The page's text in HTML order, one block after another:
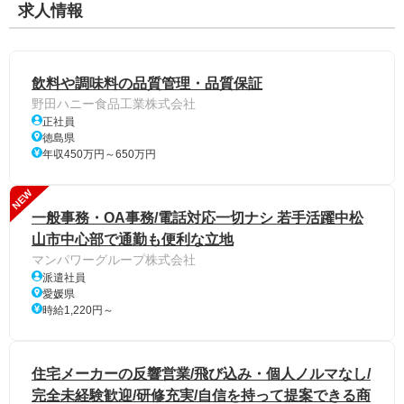
求人情報
飲料や調味料の品質管理・品質保証
野田ハニー食品工業株式会社
正社員
徳島県
年収450万円～650万円
NEW
一般事務・OA事務/電話対応一切ナシ 若手活躍中松
山市中心部で通勤も便利な立地
マンパワーグループ株式会社
派遣社員
愛媛県
時給1,220円～
住宅メーカーの反響営業/飛び込み・個人ノルマなし/
完全未経験歓迎/研修充実/自信を持って提案できる商